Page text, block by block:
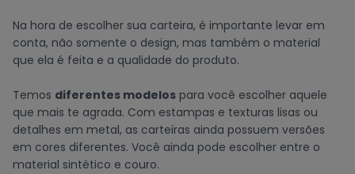
Na hora de escolher sua carteira, é importante levar em
conta, não somente o design, mas também o material
que ela é feita e a qualidade do produto.
Temos diferentes modelos para você escolher aquele
que mais te agrada. Com estampas e texturas lisas ou
detalhes em metal, as carteiras ainda possuem versões
em cores diferentes. Você ainda pode escolher entre o
material sintético e couro.